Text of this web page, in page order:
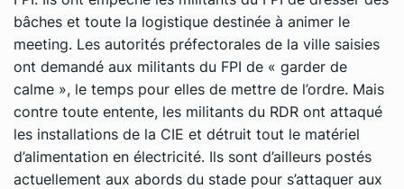
bâches et toute la logistique destinée à animer le
meeting. Les autorités préfectorales de la ville saisies
ont demandé aux militants du FPI de « garder de
calme », le temps pour elles de mettre de l’ordre. Mais
contre toute entente, les militants du RDR ont attaqué
les installations de la CIE et détruit tout le matériel
d’alimentation en électricité. Ils sont d’ailleurs postés
actuellement aux abords du stade pour s’attaquer aux